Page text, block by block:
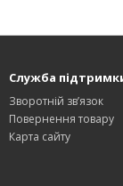
Служба
Зворотній зв’язок
Повернення товару
Карта сайту